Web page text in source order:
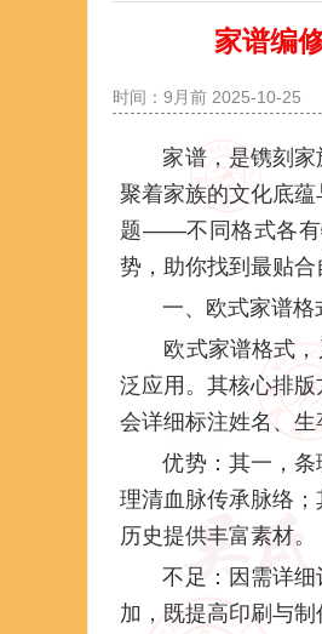
家谱编
时间：9月前 2025-10-25
家谱，是镌刻家族
聚着家族的文化底
题——不同格式各有
势，助你找到最贴合
一、欧式家谱格
欧式家谱格式
泛应用。其核心排
会详细标注姓名、生
优势：其一，
理清血脉传承脉络
历史提供丰富素材。
不足：因需详
加，既提高印刷与